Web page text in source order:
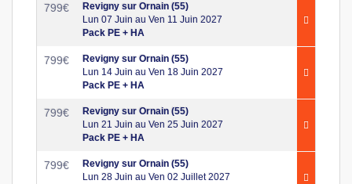
799€
Revigny sur Ornain (55)
Lun 07 Juin au Ven 11 Juin 2027
Pack PE + HA
799€
Revigny sur Ornain (55)
Lun 14 Juin au Ven 18 Juin 2027
Pack PE + HA
799€
Revigny sur Ornain (55)
Lun 21 Juin au Ven 25 Juin 2027
Pack PE + HA
799€
Revigny sur Ornain (55)
Lun 28 Juin au Ven 02 Juillet 2027